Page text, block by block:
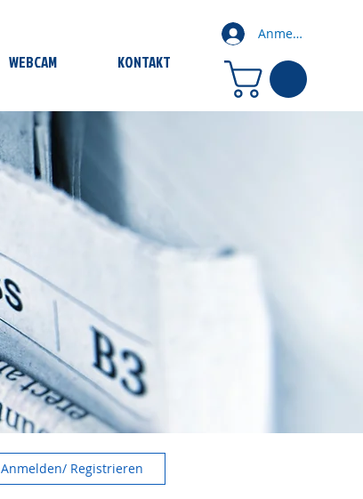
Anmelden
WEBCAM KONTAKT
Anmelden/ Registrieren